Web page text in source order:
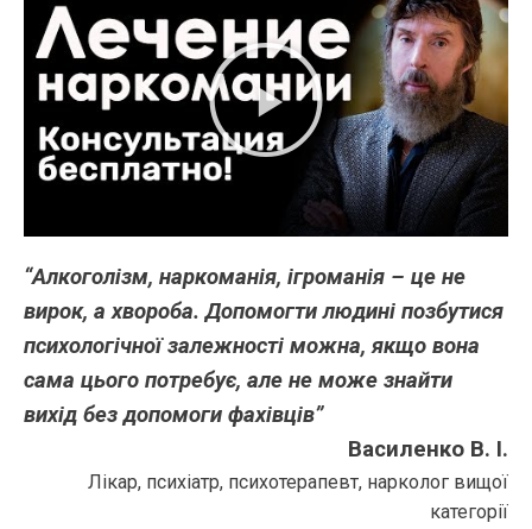
“Алкоголізм, наркоманія, ігроманія – це не
вирок, а хвороба. Допомогти людині позбутися
психологічної залежності можна, якщо вона
сама цього потребує, але не може знайти
вихід без допомоги фахівців”
Василенко В. І.
Лікар, психіатр, психотерапевт, нарколог вищої
категорії